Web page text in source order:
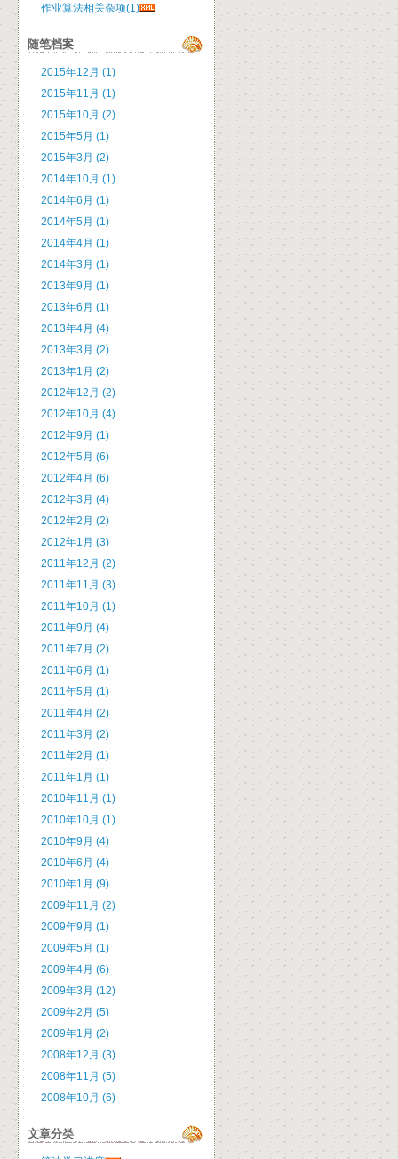
作业算法相关杂项(1)
随笔档案
2015年12月 (1)
2015年11月 (1)
2015年10月 (2)
2015年5月 (1)
2015年3月 (2)
2014年10月 (1)
2014年6月 (1)
2014年5月 (1)
2014年4月 (1)
2014年3月 (1)
2013年9月 (1)
2013年6月 (1)
2013年4月 (4)
2013年3月 (2)
2013年1月 (2)
2012年12月 (2)
2012年10月 (4)
2012年9月 (1)
2012年5月 (6)
2012年4月 (6)
2012年3月 (4)
2012年2月 (2)
2012年1月 (3)
2011年12月 (2)
2011年11月 (3)
2011年10月 (1)
2011年9月 (4)
2011年7月 (2)
2011年6月 (1)
2011年5月 (1)
2011年4月 (2)
2011年3月 (2)
2011年2月 (1)
2011年1月 (1)
2010年11月 (1)
2010年10月 (1)
2010年9月 (4)
2010年6月 (4)
2010年1月 (9)
2009年11月 (2)
2009年9月 (1)
2009年5月 (1)
2009年4月 (6)
2009年3月 (12)
2009年2月 (5)
2009年1月 (2)
2008年12月 (3)
2008年11月 (5)
2008年10月 (6)
文章分类